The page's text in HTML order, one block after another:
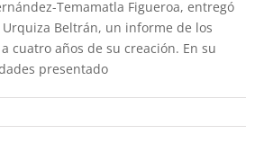
Temamatla Figueroa, entregó
Beltrán, un informe de los
cuatro años de su creación. En su
presentado
en la UAEM la importancia